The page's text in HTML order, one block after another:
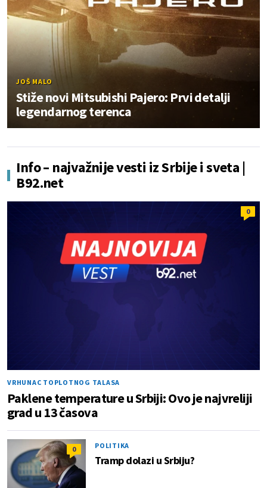
JOŠ MALO
Stiže novi Mitsubishi Pajero: Prvi detalji
legendarnog terenca
Info – najvažnije vesti iz Srbije i sveta |
B92.net
0
VRHUNAC TOPLOTNOG TALASA
Paklene temperature u Srbiji: Ovo je najvreliji
grad u 13 časova
0 POLITIKA
Tramp dolazi u Srbiju?